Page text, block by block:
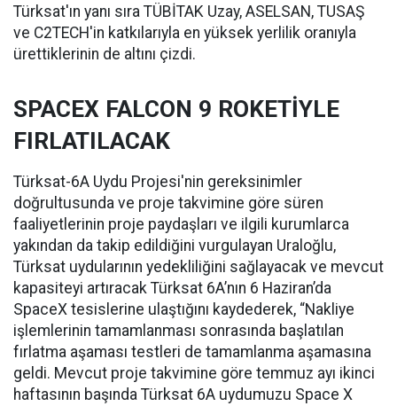
Türksat'ın yanı sıra TÜBİTAK Uzay, ASELSAN, TUSAŞ
ve C2TECH'in katkılarıyla en yüksek yerlilik oranıyla
ürettiklerinin de altını çizdi.
SPACEX FALCON 9 ROKETİYLE
FIRLATILACAK
Türksat-6A Uydu Projesi'nin gereksinimler
doğrultusunda ve proje takvimine göre süren
faaliyetlerinin proje paydaşları ve ilgili kurumlarca
yakından da takip edildiğini vurgulayan Uraloğlu,
Türksat uydularının yedekliliğini sağlayacak ve mevcut
kapasiteyi artıracak Türksat 6A’nın 6 Haziran’da
SpaceX tesislerine ulaştığını kaydederek, “Nakliye
işlemlerinin tamamlanması sonrasında başlatılan
fırlatma aşaması testleri de tamamlanma aşamasına
geldi. Mevcut proje takvimine göre temmuz ayı ikinci
haftasının başında Türksat 6A uydumuzu Space X